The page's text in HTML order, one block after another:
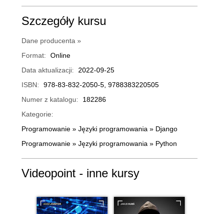
Szczegóły kursu
Dane producenta »
Format:
Online
Data aktualizacji:
2022-09-25
ISBN:
978-83-832-2050-5, 9788383220505
Numer z katalogu:
182286
Kategorie:
Programowanie » Języki programowania » Django
Programowanie » Języki programowania » Python
Videopoint - inne kursy